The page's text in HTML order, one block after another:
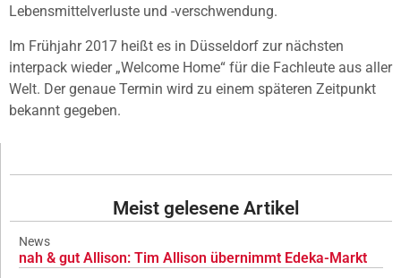
Lebensmittelverluste und -verschwendung.
Im Frühjahr 2017 heißt es in Düsseldorf zur nächsten
interpack wieder „Welcome Home“ für die Fachleute aus aller
Welt. Der genaue Termin wird zu einem späteren Zeitpunkt
bekannt gegeben.
Meist gelesene Artikel
News
nah & gut Allison: Tim Allison übernimmt Edeka-Markt